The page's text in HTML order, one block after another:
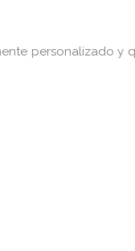
personalizado y